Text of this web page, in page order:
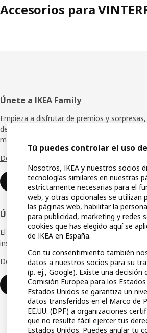
Accesorios para
Pie
de
página
Únete a IKEA Family
Empieza a disfrutar de premios y sorpresas,
descuentos especiales y muchas ventajas
más.
Descubre todos los beneficios
Unirse o iniciar sesión
Únete a la Red IKEA para Empresas
El club de empresas que te ofrece ofertas,
inspiración y consejos para tu negocio.
Descubre todas las ventajas
Unirse o iniciar sesión
Tú puedes controlar el uso
Nosotros, IKEA y nuestros socios
tecnologías similares en nuestras
estrictamente necesarias para el
web, y otras opcionales se utilizan
las páginas web, habilitar la
para publicidad, marketing y redes
cookies que has elegido aquí se
de IKEA en España.
Con tu consentimiento también
datos a nuestros socios para su
(p. ej., Google). Existe una decisión
Comisión Europea para los
Estados Unidos se garantiza un
datos transferidos en el Marco de
EE.UU. (DPF) a organizaciones
que no resulte fácil ejercer tus
Estados Unidos. Puedes anular tu